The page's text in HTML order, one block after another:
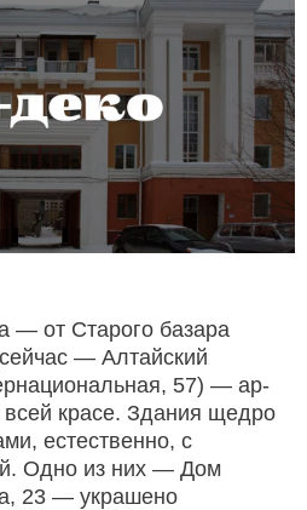
— от Старого базара
— Алтайский
57) — ар-
красе. Здания щедро
естественно, с
Одно из них — Дом
23 — украшено